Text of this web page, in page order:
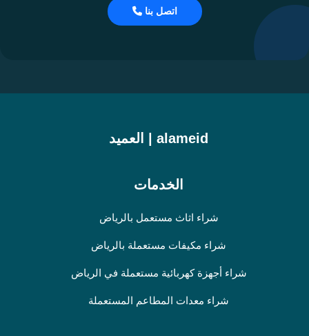
اتصل بنا
alameid | العميد
الخدمات
شراء اثاث مستعمل بالرياض
شراء مكيفات مستعملة بالرياض
شراء أجهزة كهربائية مستعملة في الرياض
شراء معدات المطاعم المستعملة